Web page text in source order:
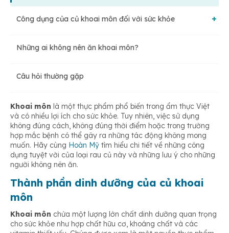
Công dụng của củ khoai môn đối với sức khỏe
Củ khoai môn giúp kích thích tiêu hóa
Khoai môn giúp ngăn ngừa bệnh tiểu đường
Ăn khoai môn có lợi cho huyết áp và tim
Khoai môn bổ sung canxi
Khoai môn giúp cải thiện khả năng miễn dịch
Những ai không nên ăn khoai môn?
Câu hỏi thường gặp
Khoai môn là một thực phẩm phổ biến trong ẩm thực Việt
và có nhiều lợi ích cho sức khỏe. Tuy nhiên, việc sử dụng
không đúng cách, không đúng thời điểm hoặc trong trường
hợp mắc bệnh có thể gây ra những tác động không mong
muốn. Hãy cùng Hoàn Mỹ tìm hiểu chi tiết về những công
dụng tuyệt vời của loại rau củ này và những lưu ý cho những
người không nên ăn.
Thành phần dinh dưỡng của củ khoai
môn
Khoai môn chứa một lượng lớn chất dinh dưỡng quan trọng
cho sức khỏe như hợp chất hữu cơ, khoáng chất và các